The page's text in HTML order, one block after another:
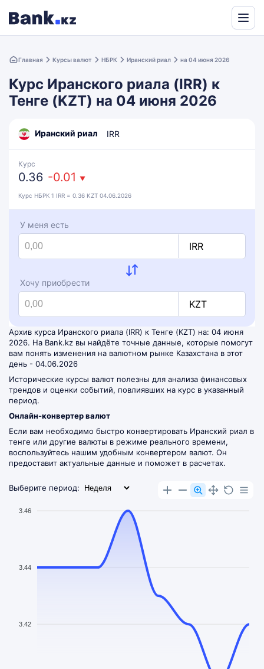
Translate
Главная Курсы валют НБРК Иранский риал на 04 июня 2026
Курс Иранского риала (IRR) к
Тенге (KZT) на 04 июня 2026
Иранский риал IRR
Курс
0.36 -0.01 ▼
Курс НБРК 1 IRR = 0.36 KZT 04.06.2026
У меня есть
IRR
Хочу приобрести
KZT
Архив курса Иранского риала (IRR) к Тенге (KZT) на: 04 июня
2026. На Bank.kz вы найдёте точные данные, которые помогут
вам понять изменения на валютном рынке Казахстана в этот
день - 04.06.2026
Исторические курсы валют полезны для анализа финансовых
трендов и оценки событий, повлиявших на курс в указанный
период.
Онлайн-конвертер валют
Если вам необходимо быстро конвертировать Иранский риал в
тенге или другие валюты в режиме реального времени,
воспользуйтесь нашим удобным конвертером валют. Он
предоставит актуальные данные и поможет в расчетах.
Выберите период:
3.46
3.44
3.42